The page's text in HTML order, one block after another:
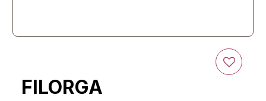
FILORGA